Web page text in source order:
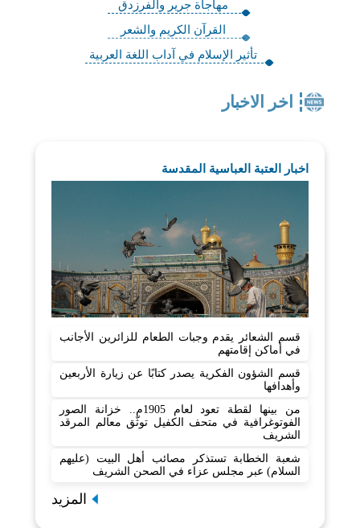
مهاجاة جرير والفرزدق
القرآن الكريم والشعر
تأثير الإسلام في آداب اللغة العربية
اخر الاخبار
اخبار العتبة العباسية المقدسة
قسم الشعائر يقدم وجبات الطعام للزائرين الأجانب
في أماكن إقامتهم
قسم الشؤون الفكرية يصدر كتابًا عن زيارة الأربعين
وأهدافها
من بينها لقطة تعود لعام 1905م.. خزانة الصور
الفوتوغرافية في متحف الكفيل توثّق معالم المرقد
الشريف
شعبة الخطابة تستذكر مصائب أهل البيت (عليهم
السلام) عبر مجلس عزاء في الصحن الشريف
المزيد